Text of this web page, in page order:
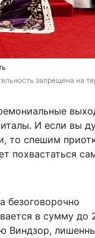
запрещена на
И если вы
то спешим
похвастаться
безоговорочно
в сумму до
Виндзор,